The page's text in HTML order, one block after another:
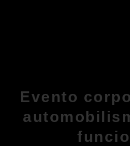
Evento